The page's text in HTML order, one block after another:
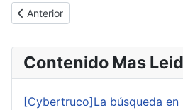
Artículo anterior: Web de Amnistía
Anterior
Contenido Mas
[Cybertruco]La búsqueda